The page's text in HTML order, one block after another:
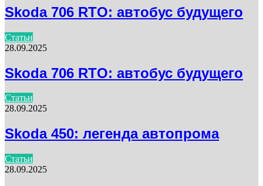
Skoda 706 RTO: автобус будущего
Статьи
28.09.2025
Skoda 706 RTO: автобус будущего
Статьи
28.09.2025
Skoda 450: легенда автопрома
Статьи
28.09.2025